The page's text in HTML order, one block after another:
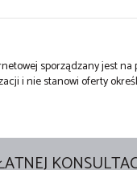
sporządzany jest
i nie stanowi oferty